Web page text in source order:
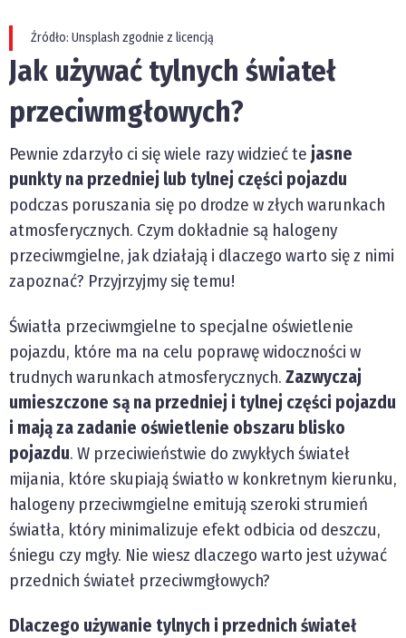
Źródło: Unsplash zgodnie z licencją
Jak używać tylnych świateł
przeciwmgłowych?
Pewnie zdarzyło ci się wiele razy widzieć te jasne
punkty na przedniej lub tylnej części pojazdu
podczas poruszania się po drodze w złych warunkach
atmosferycznych. Czym dokładnie są halogeny
przeciwmgielne, jak działają i dlaczego warto się z nimi
zapoznać? Przyjrzyjmy się temu!
Światła przeciwmgielne to specjalne oświetlenie
pojazdu, które ma na celu poprawę widoczności w
trudnych warunkach atmosferycznych. Zazwyczaj
umieszczone są na przedniej i tylnej części pojazdu
i mają za zadanie oświetlenie obszaru blisko
pojazdu. W przeciwieństwie do zwykłych świateł
mijania, które skupiają światło w konkretnym kierunku,
halogeny przeciwmgielne emitują szeroki strumień
światła, który minimalizuje efekt odbicia od deszczu,
śniegu czy mgły. Nie wiesz dlaczego warto jest używać
przednich świateł przeciwmgłowych?
Dlaczego używanie tylnych i przednich świateł